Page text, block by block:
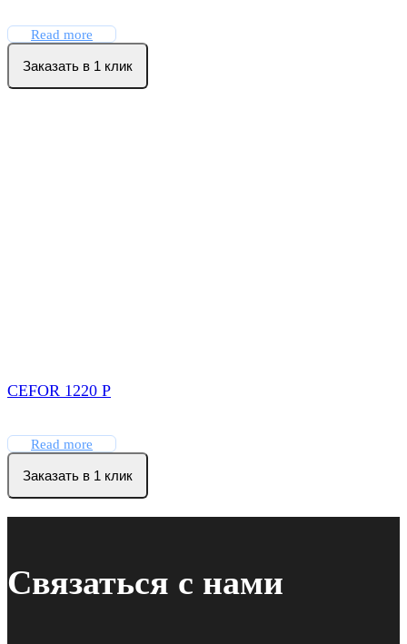
Read more
Заказать в 1 клик
CEFOR 1220 P
Read more
Заказать в 1 клик
Связаться с нами